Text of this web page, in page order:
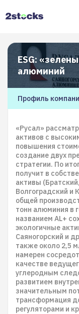
ESG:
алюминий
Профиль
«Русал»
активов с
повышения
создание двух
стратегии. По
получит в
активы
Волгоградский
общей
тонн алюминия в
названием AL+
экологичные
Саяногорский и
также около 2,5
намерен
качестве
углеродным
развитием
значительным
трансформация
регуляторами и